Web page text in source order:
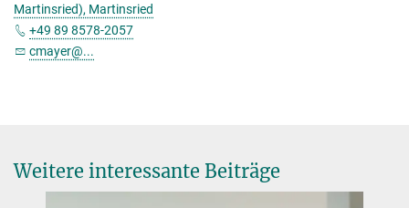
Martinsried), Martinsried
+49 89 8578-2057
cmayer@...
Weitere interessante Beiträge